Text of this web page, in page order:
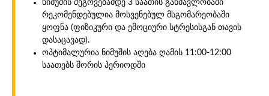
ნიმუშის შეგოვებამდე 3 საათის განმავლობაში
რეკომენდებულია მოსვენებულ მსგომარეობაში
ყოფნა (ფიზიკური და ემოციური სტრესისგან თავის
დასაცავად).
ოპტიმალურია ნიმუშის აღება ღამის 11:00-12:00
საათებს შორის პერიოდში